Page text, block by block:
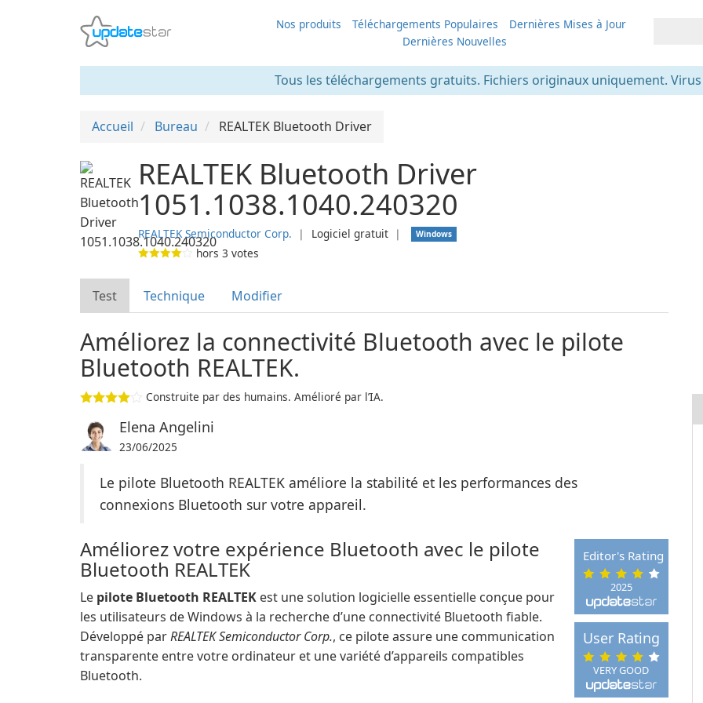
Nos produits Téléchargements Populaires
Dernières Mises à Jour
Dernières Nouvelles
Tous les téléchargements gratuits. Fichiers originaux uniquement.
Accueil Bureau REALTEK Bluetooth Driver
REALTEK Bluetooth Driver
1051.1038.1040.240320
REALTEK Semiconductor Corp. ❘ Logiciel gratuit ❘ Windows
hors 3 votes
Test Technique Modifier
Améliorez la connectivité Bluetooth avec le pilote
Bluetooth REALTEK.
Construite par des humains. Amélioré par l’IA.
Elena Angelini
23/06/2025
Le pilote Bluetooth REALTEK améliore la stabilité et les performances des
connexions Bluetooth sur votre appareil.
2025
Editor's Rating
VERY GOOD
User Rating
Améliorez votre expérience Bluetooth avec le pilote
Bluetooth REALTEK
Le pilote Bluetooth REALTEK est une solution logicielle essentielle conçue pour
les utilisateurs de Windows à la recherche d’une connectivité Bluetooth fiable.
Développé parREALTEK Semiconductor Corp., ce pilote assure une communication
transparente entre votre ordinateur et une variété d’appareils compatibles
Bluetooth.